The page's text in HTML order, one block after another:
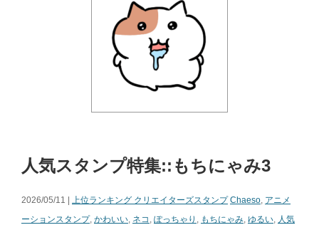
人気スタンプ特集::もちにゃみ3
2026/05/11 | 上位ランキング クリエイターズスタンプ Chaeso, アニメ
ーションスタンプ, かわいい, ネコ , ぽっちゃり , もちにゃみ, ゆるい, 人気